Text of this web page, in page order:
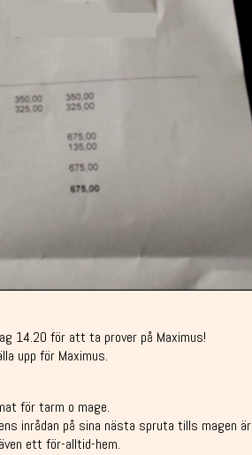
14.20 för att ta prover på Maximus!
upp för Maximus.
för tarm o mage.
inrådan på sina nästa spruta tills magen
ett för-alltid-hem.